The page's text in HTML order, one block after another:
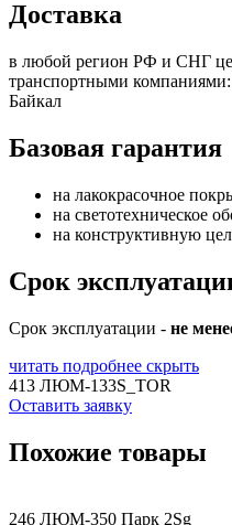
Доставка
в любой регион РФ и СНГ
транспортными
Байкал
Базовая гарантия
на лакокрасочное
на светотехническое
на конструктивную
Срок
Срок эксплуатации - не
читать подробнее скрыть
413 ЛЮМ-133S_TOR
Оставить заявку
Похожие товары
246 ЛЮМ-350 Парк 2Sg